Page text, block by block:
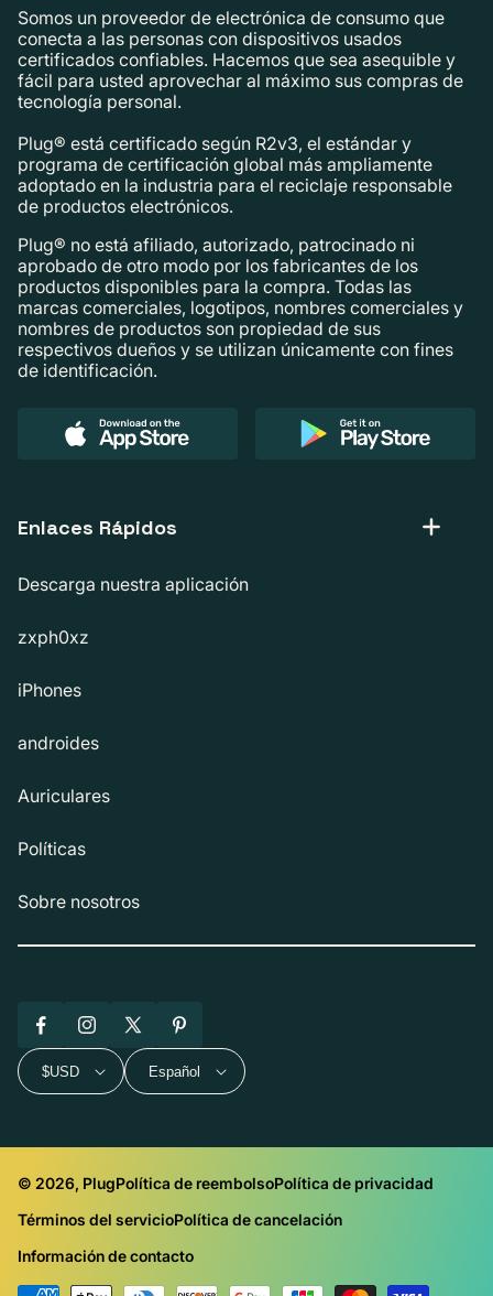
Somos un proveedor de electrónica de consumo que
conecta a las personas con dispositivos usados ​​
certificados confiables. Hacemos que sea asequible y
fácil para usted aprovechar al máximo sus compras de
tecnología personal.
Plug® está certificado según R2v3, el estándar y
programa de certificación global más ampliamente
adoptado en la industria para el reciclaje responsable
de productos electrónicos.
Plug® no está afiliado, autorizado, patrocinado ni
aprobado de otro modo por los fabricantes de los
productos disponibles para la compra. Todas las
marcas comerciales, logotipos, nombres comerciales y
nombres de productos son propiedad de sus
respectivos dueños y se utilizan únicamente con fines
de identificación.
Enlaces Rápidos
Descarga nuestra aplicación
zxph0xz
iPhones
androides
Auriculares
Políticas
Sobre nosotros
FacebookInstagram
X
(Twitter)
Pinterest
$USD Español
© 2026, PlugPolítica de reembolsoPolítica de privacidad
Términos del servicioPolítica de cancelación
Información de contacto
Métodos